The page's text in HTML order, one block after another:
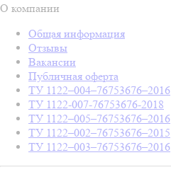
О компании
Общая информация
Отзывы
Вакансии
Публичная оферта
ТУ 1122–004–76753676–2016
ТУ 1122-007-76753676-2018
ТУ 1122–005–76753676–2016
ТУ 1122–002–76753676–2015
ТУ 1122–003–76753676–2016